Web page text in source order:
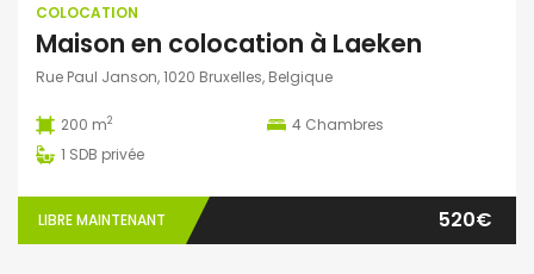
COLOCATION
Maison en colocation à Laeken
Rue Paul Janson, 1020 Bruxelles, Belgique
200 m2 4 Chambres
1 SDB privée
LIBRE MAINTENANT 520€